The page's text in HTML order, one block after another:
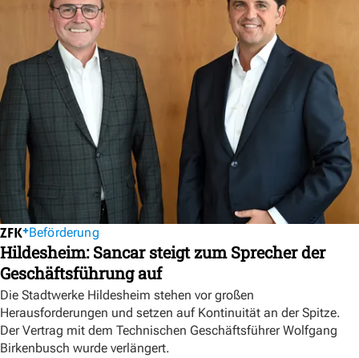
Beförderung
Hildesheim: Sancar steigt zum Sprecher der
Geschäftsführung auf
Die Stadtwerke Hildesheim stehen vor großen
Herausforderungen und setzen auf Kontinuität an der Spitze.
Der Vertrag mit dem Technischen Geschäftsführer Wolfgang
Birkenbusch wurde verlängert.